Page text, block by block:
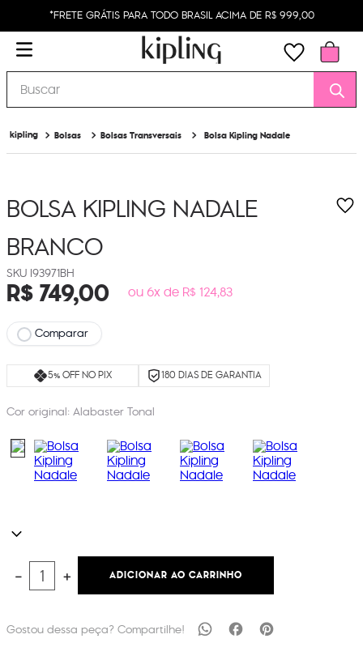
*FRETE GRÁTIS PARA TODO BRASIL ACIMA DE R$ 999,00
Buscar
Bolsas Bolsas Transversais Bolsa Kipling Nadale
BOLSA KIPLING NADALE
BRANCO
I93971BH
R$749,00 ou 6x de R$ 124,83
Comparar
5% OFF NO PIX 180 DIAS DE GARANTIA
Cor original: Alabaster Tonal
＋
－ ADICIONAR AO CARRINHO